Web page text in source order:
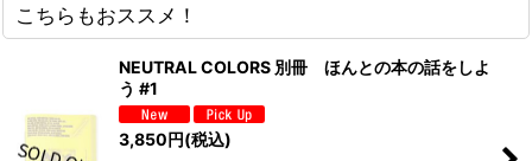
こちらもおススメ！
NEUTRAL COLORS 別冊 ほんとの本の話をしよ
う #1
3,850円(税込)